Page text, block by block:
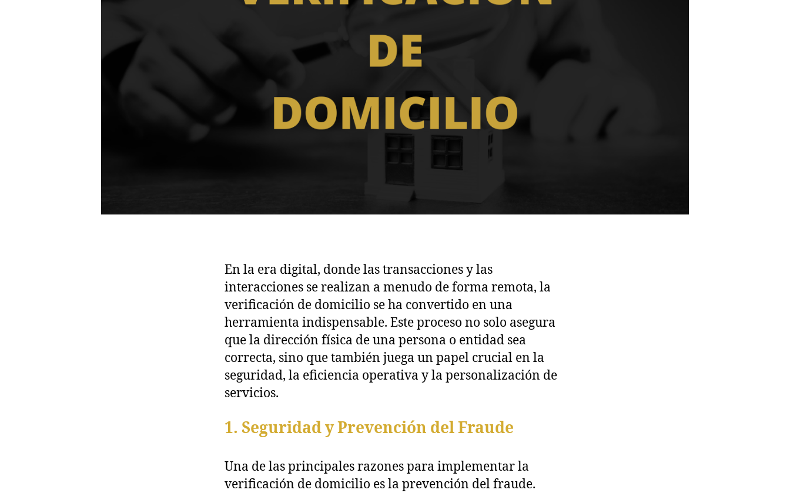
En la era digital, donde las transacciones y las
interacciones se realizan a menudo de forma remota, la
verificación de domicilio se ha convertido en una
herramienta indispensable. Este proceso no solo asegura
que la dirección física de una persona o entidad sea
correcta, sino que también juega un papel crucial en la
seguridad, la eficiencia operativa y la personalización de
servicios.
1. Seguridad y Prevención del Fraude
Una de las principales razones para implementar la
verificación de domicilio es la prevención del fraude.